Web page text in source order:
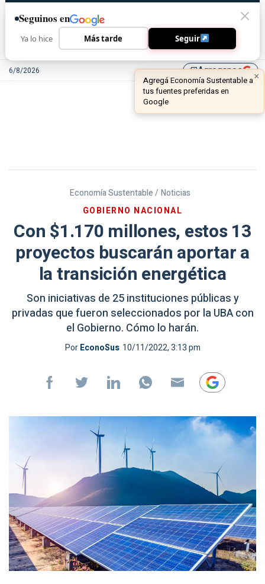
6/8/2026 library_addAgreganos
Economía Sustentable / Noticias
GOBIERNO NACIONAL
Con $1.170 millones, estos 13
proyectos buscarán aportar a
la transición energética
Son iniciativas de 25 instituciones públicas y
privadas que fueron seleccionados por la UBA con
el Gobierno. Cómo lo harán.
PorEconoSus 10/11/2022, 3:13 pm
Seguinos en
Ya lo hice Más tarde Seguir